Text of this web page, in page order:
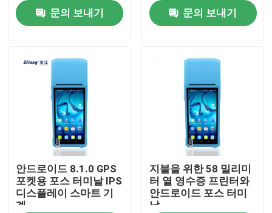
제품 소개
포스 써멀 프린터
문의 보내기
문의 보내기
안드로이드 8.1.0 GPS
포켓용 포스 터미날 IPS
디스플레이 스마트 기
계
지불을 위한 58 밀리미
터 열 영수증 프린터와
안드로이드 포스 터미
날